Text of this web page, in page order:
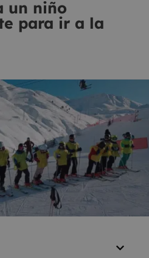
un niño
para ir a la